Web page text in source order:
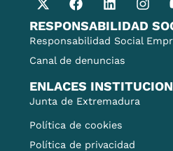
RESPONSABILIDAD
Responsabilidad Social
Canal de denuncias
ENLACES
Junta de Extremadura
Política de cookies
Política de privacidad